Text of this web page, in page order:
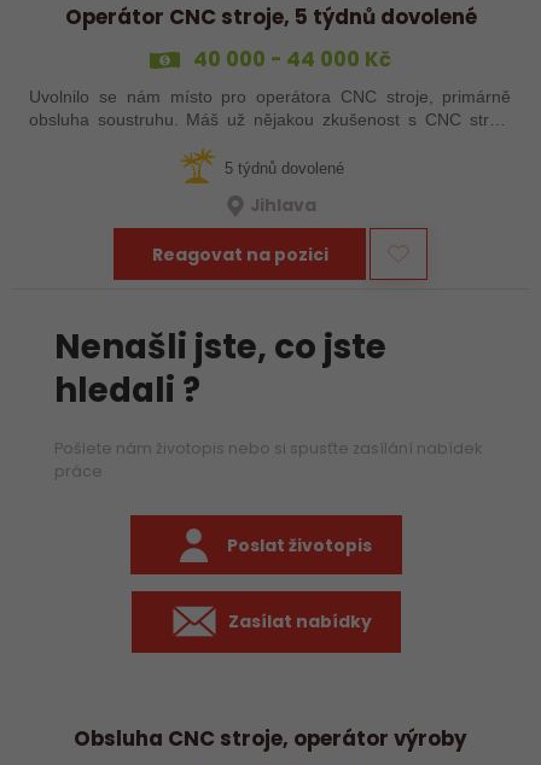
Operátor CNC stroje, 5 týdnů dovolené
40 000 - 44 000 Kč
Uvolnilo se nám místo pro operátora CNC stroje, primárně
obsluha soustruhu. Máš už nějakou zkušenost s CNC stroji,
pošli životopis. Rádi…
5 týdnů dovolené
Jihlava
Reagovat na pozici
Nenašli jste, co jste
hledali ?
Pošlete nám životopis nebo si spusťte zasílání nabídek
práce
Poslat životopis
Zasílat nabídky
Obsluha CNC stroje, operátor výroby